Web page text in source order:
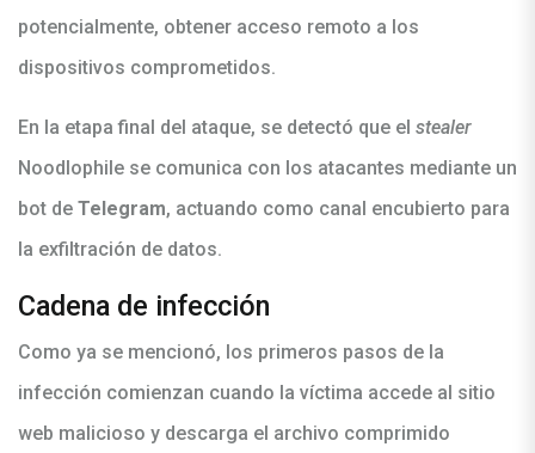
potencialmente, obtener acceso remoto a los
dispositivos comprometidos.
En la etapa final del ataque, se detectó que el stealer
Noodlophile se comunica con los atacantes mediante un
bot de Telegram, actuando como canal encubierto para
la exfiltración de datos.
Cadena de infección
Como ya se mencionó, los primeros pasos de la
infección comienzan cuando la víctima accede al sitio
web malicioso y descarga el archivo comprimido